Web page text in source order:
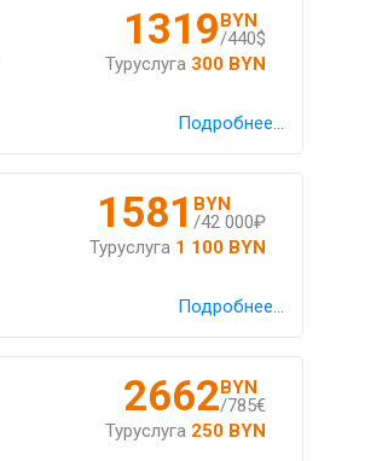
1319BYN
/440$
Туруслуга 300 BYN
Подробнее...
1581 BYN
/42 000₽
Туруслуга 1 100 BYN
Подробнее...
2662BYN
/785€
Туруслуга 250 BYN